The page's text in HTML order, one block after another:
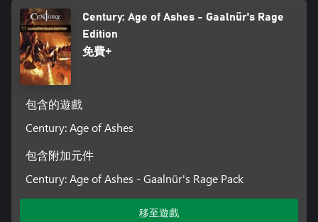
Century: Age of Ashes - Gaalnür's Rage
Edition
免費+
包含的遊戲
Century: Age of Ashes
包含附加元件
Century: Age of Ashes - Gaalnür's Rage Pack
移至遊戲